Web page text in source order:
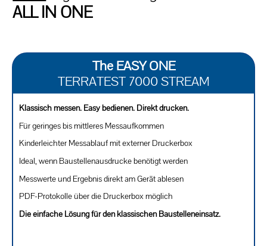
ALL IN ONE
The EASY ONE
TERRATEST 7000 STREAM
Klassisch messen. Easy bedienen. Direkt drucken.
Für geringes bis mittleres Messaufkommen
Kinderleichter Messablauf mit externer Druckerbox
Ideal, wenn Baustellenausdrucke benötigt werden
Messwerte und Ergebnis direkt am Gerät ablesen
PDF-Protokolle über die Druckerbox möglich
Die einfache Lösung für den klassischen Baustelleneinsatz.